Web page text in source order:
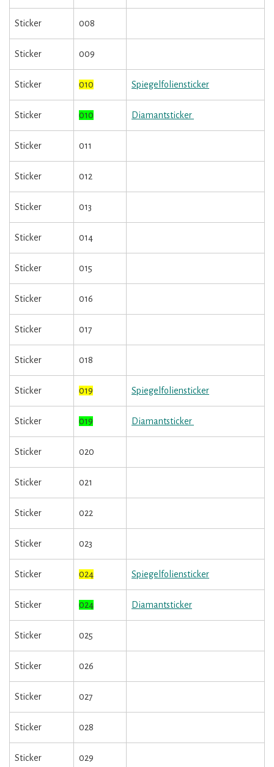
Sticker 008
Sticker 009
Sticker 010 Spiegelfoliensticker
Sticker 010 Diamantsticker
Sticker 011
Sticker 012
Sticker 013
Sticker 014
Sticker 015
Sticker 016
Sticker 017
Sticker 018
Sticker 019 Spiegelfoliensticker
Sticker 019 Diamantsticker
Sticker 020
Sticker 021
Sticker 022
Sticker 023
Sticker 024 Spiegelfoliensticker
Sticker 024 Diamantsticker
Sticker 025
Sticker 026
Sticker 027
Sticker 028
Sticker 029